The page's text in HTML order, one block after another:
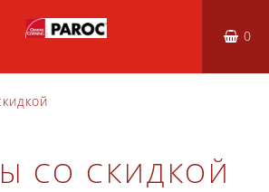
0
СО СКИДКОЙ